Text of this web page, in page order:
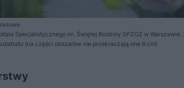
Specjalistycznego im. Świętej Rodziny SPZOZ w
(na części obszarów nie przekraczają one 6 cm)